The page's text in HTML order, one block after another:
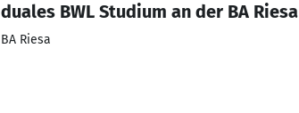
duales BWL Studium an der BA Riesa
BA Riesa